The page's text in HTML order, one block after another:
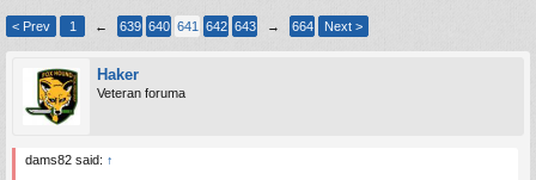
< Prev 1 ← 639 640 641 642 643 → 664 Next >
Haker
Veteran foruma
dams82 said: ↑